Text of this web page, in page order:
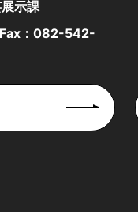
示課
：082-542-